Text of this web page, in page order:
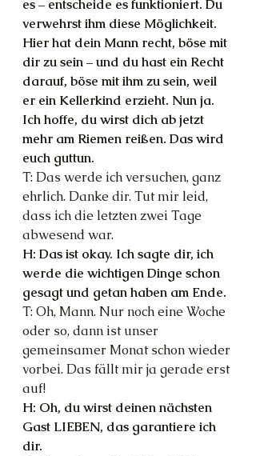
es – entscheide es funktioniert. Du
verwehrst ihm diese Möglichkeit.
Hier hat dein Mann recht, böse mit
dir zu sein – und du hast ein Recht
darauf, böse mit ihm zu sein, weil
er ein Kellerkind erzieht. Nun ja.
Ich hoffe, du wirst dich ab jetzt
mehr am Riemen reißen. Das wird
euch guttun.
T: Das werde ich versuchen, ganz
ehrlich. Danke dir. Tut mir leid,
dass ich die letzten zwei Tage
abwesend war.
H: Das ist okay. Ich sagte dir, ich
werde die wichtigen Dinge schon
gesagt und getan haben am Ende.
T: Oh, Mann. Nur noch eine Woche
oder so, dann ist unser
gemeinsamer Monat schon wieder
vorbei. Das fällt mir ja gerade erst
auf!
H: Oh, du wirst deinen nächsten
Gast LIEBEN, das garantiere ich
dir.